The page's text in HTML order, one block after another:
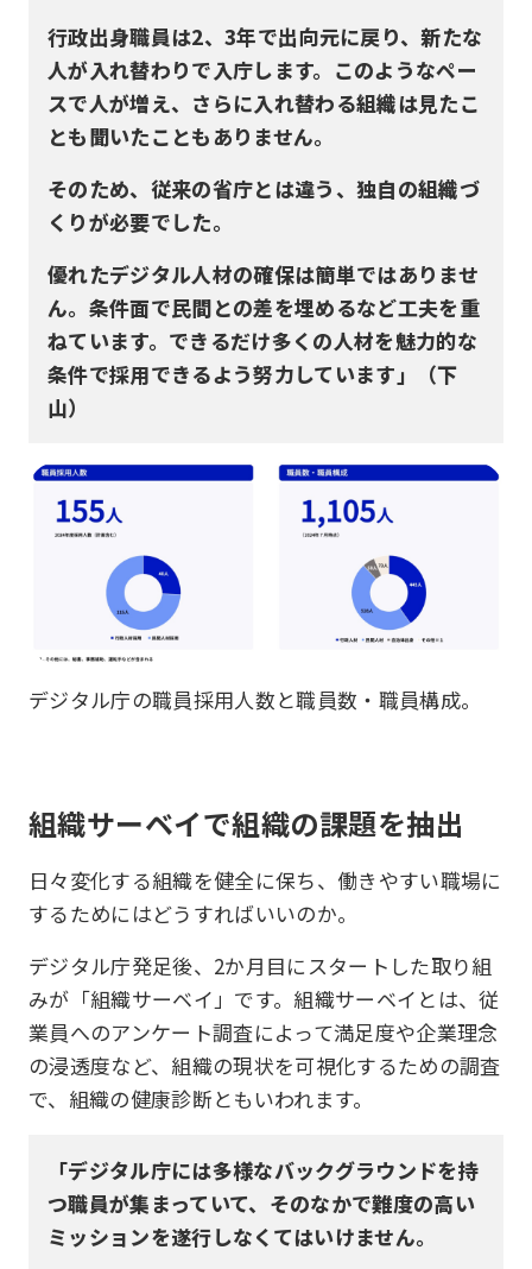
行政出身職員は2、3年で出向元に戻り、新たな
人が入れ替わりで入庁します。このようなペー
スで人が増え、さらに入れ替わる組織は見たこ
とも聞いたこともありません。
そのため、従来の省庁とは違う、独自の組織づ
くりが必要でした。
優れたデジタル人材の確保は簡単ではありませ
ん。条件面で民間との差を埋めるなど工夫を重
ねています。できるだけ多くの人材を魅力的な
条件で採用できるよう努力しています」（下
山）
デジタル庁の職員採用人数と職員数・職員構成。
組織サーベイで組織の課題を抽出
日々変化する組織を健全に保ち、働きやすい職場に
するためにはどうすればいいのか。
デジタル庁発足後、2か月目にスタートした取り組
みが「組織サーベイ」です。組織サーベイとは、従
業員へのアンケート調査によって満足度や企業理念
の浸透度など、組織の現状を可視化するための調査
で、組織の健康診断ともいわれます。
「デジタル庁には多様なバックグラウンドを持
つ職員が集まっていて、そのなかで難度の高い
ミッションを遂行しなくてはいけません。